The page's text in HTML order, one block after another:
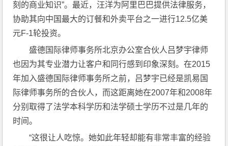
刻的商业知识”。最近，汪洋为阿里巴巴提供法律服务，
协助其向中国最大的订餐和外卖平台之一进行12.5亿美
元F-1轮投资。
盛德国际律师事务所北京办公室合伙人吕梦宇律师
也因为其专业潜力让客户和同行感到印象深刻。在2015
年加入盛德国际律师事务所之前，吕梦宇已经是凯易国
际律师事务所的合伙人，而这距离她在2007年和2008年
分别取得了法学本科学历和法学硕士学历不过是几年的
时间。
“这很让人吃惊。她如此年轻却能有非常丰富的经验